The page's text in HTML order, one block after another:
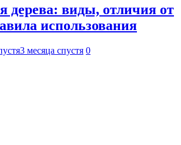
дерева: виды, отличия от
использования
3 месяца спустя 0